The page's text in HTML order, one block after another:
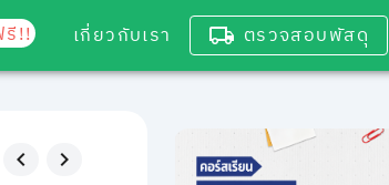
รี!! เกี่ยวกับเรา ตรวจสอบพัสดุ